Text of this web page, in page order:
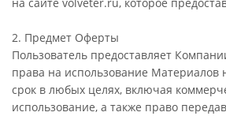
2. Предмет Оферты
Пользователь предоставляет
права на использование Материалов
срок в любых целях, включая
использование, а также право